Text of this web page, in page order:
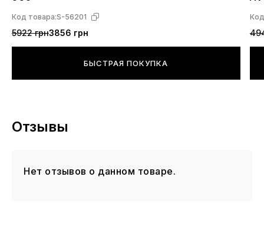
полноты и подъёма - это лучше уточнять
индивидуально по конкретной модели кроссовок
Джордан.
Код товара:S-56201
5922 грн3856 грн
БЫСТРАЯ ПОКУПКА
Отзывы
Нет отзывов о данном товаре.